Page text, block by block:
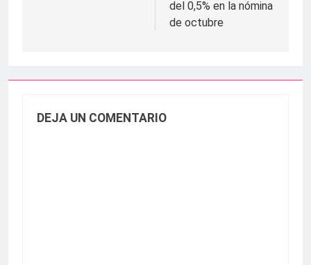
del 0,5% en la nómina
de octubre
DEJA UN COMENTARIO